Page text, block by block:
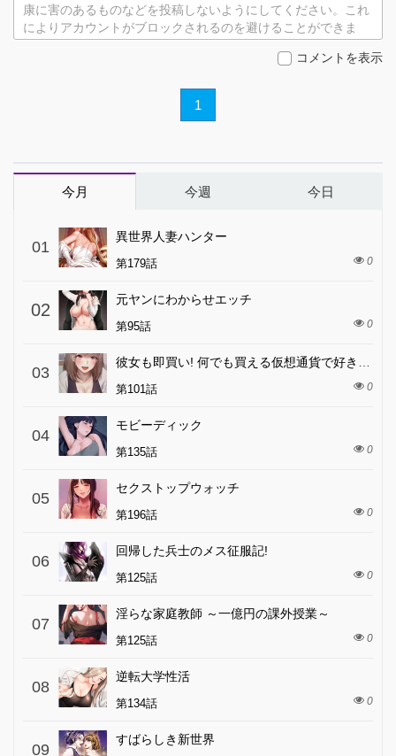
康に害のあるものなどを投稿しないようにしてください。これ
によりアカウントがブロックされるのを避けることができま
コメントを表示
1
今月 今週 今日
01
異世界人妻ハンター
第179話 0
02
元ヤンにわからせエッチ
第95話 0
03
第101話 0
04
モビーディック
第135話 0
05
セクストップウォッチ
第196話 0
06
回帰した兵士のメス征服記!
第125話 0
07
淫らな家庭教師 ～一億円の課外授業～
第125話 0
08
逆転大学性活
第134話 0
09
すばらしき新世界